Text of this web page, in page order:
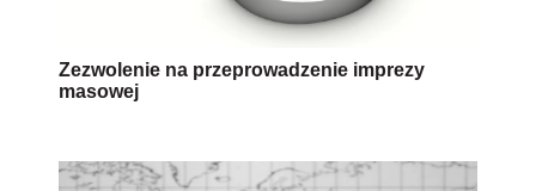
Zezwolenie na przeprowadzenie imprezy
masowej